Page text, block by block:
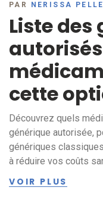
PAR NERISSA
Liste des
cette
Découvrez quels
générique autorisée,
génériques
à réduire vos coûts
VOIR PLUS